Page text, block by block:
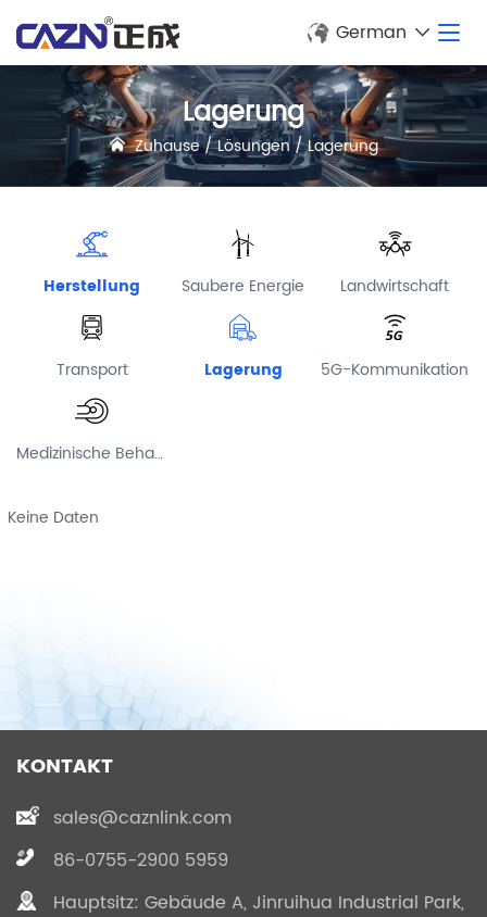
German
Lagerung
Zuhause/Lösungen/Lagerung
Herstellung Saubere Energie Landwirtschaft
Transport Lagerung 5G-Kommunikation
Medizinische Behandlung
Keine Daten
KONTAKT
sales@caznlink.com
86-0755-2900 5959
Hauptsitz: Gebäude A, Jinruihua Industrial Park,